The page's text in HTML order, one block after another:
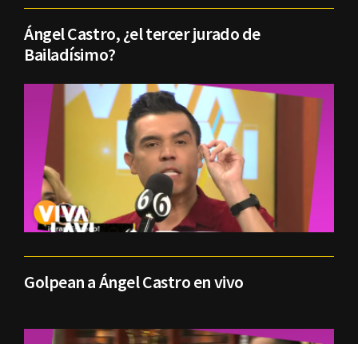
Ángel Castro, ¿el tercer jurado de
Bailadísimo?
Golpean a Ángel Castro en vivo